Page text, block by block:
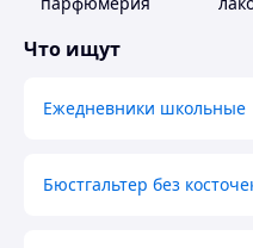
Что ищут
Ежедневники школьные
Бюстгальтер без